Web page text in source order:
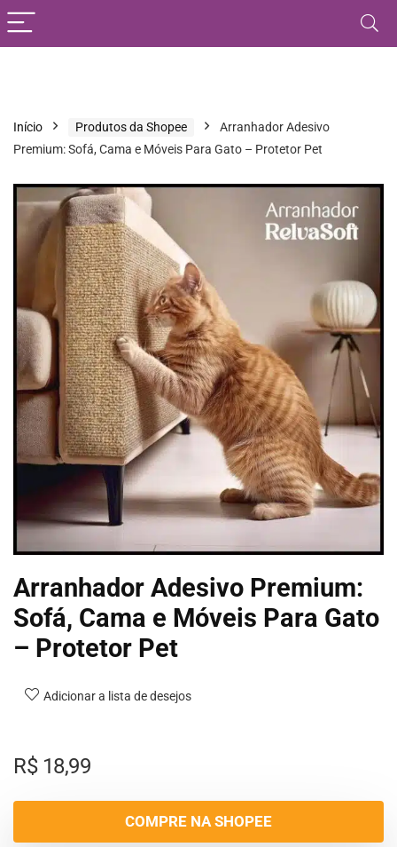
Início Produtos da Shopee
Arranhador Adesivo
Premium: Sofá, Cama e Móveis Para Gato – Protetor Pet
Arranhador Adesivo Premium:
Sofá, Cama e Móveis Para Gato
– Protetor Pet
Adicionar a lista de desejos
R$18,99
COMPRE NA SHOPEE